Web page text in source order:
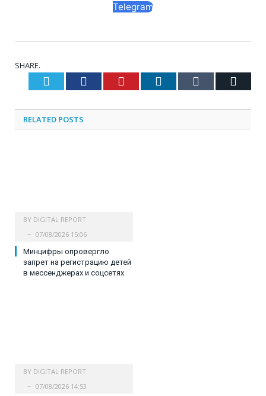
Telegram
SHARE.
Twitter Facebook Pinterest LinkedIn Tumblr
RELATED POSTS
BY DIGITAL REPORT
07/08/2026 15:06
Минцифры опровергло
запрет на регистрацию детей
в мессенджерах и соцсетях
BY DIGITAL REPORT
07/08/2026 14:53